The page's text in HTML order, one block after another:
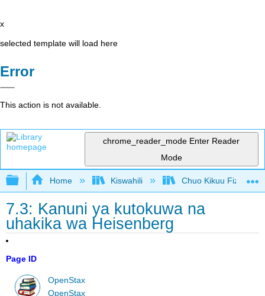
x
selected template will load here
Error
This action is not available.
chrome_reader_mode Enter Reader
Mode
Expand/collapse global hierarchy
Home Kiswahili Chuo Kikuu Fizikia III
7.3: Kanuni ya kutokuwa na
uhakika wa Heisenberg
Page ID
OpenStax
OpenStax